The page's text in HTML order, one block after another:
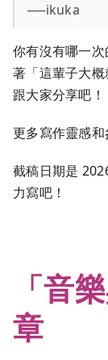
──ikuka
你有沒有哪一
著「這輩子大
跟大家分享吧！
更多寫作靈感
截稿日期是
力寫吧！
「音
章